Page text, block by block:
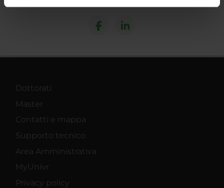
nostri partner che si occupano di analisi dei dati web,
raccolto dal tuo utilizzo dei loro servizi.
Dottorati
Master
Contatti e mappa
Supporto tecnico
Area Amministrativa
MyUnivr
Privacy policy